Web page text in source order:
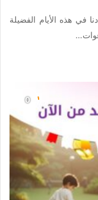
في هذه الأيام الفضيلة